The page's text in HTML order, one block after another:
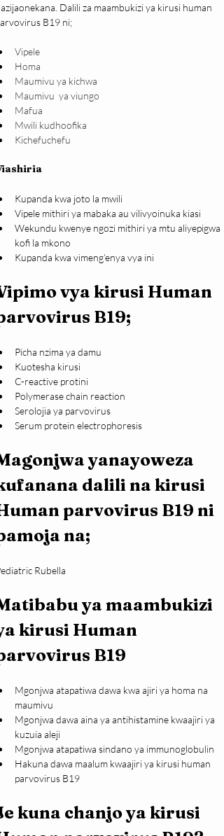
Dalili za maambukizi ya kirusi human
B19 ni;
Vipele
Homa
Maumivu ya kichwa
Maumivu  ya viungo
Mafua
Mwili kudhoofika
Kichefuchefu
Kupanda kwa joto la mwili
Vipele mithiri ya mabaka au vilivyoinuka kiasi
Wekundu kwenye ngozi mithiri ya mtu aliyepigwa
kofi la mkono
Kupanda kwa vimeng’enya vya ini
vya kirusi Human
B19;
Picha nzima ya damu
Kuotesha kirusi
C-reactive protini
Polymerase chain reaction
Serolojia ya parvovirus
Serum protein electrophoresis
yanayoweza
dalili na kirusi
parvovirus B19 ni
na;
Rubella
ya maambukizi
kirusi Human
B19
Mgonjwa atapatiwa dawa kwa ajiri ya homa na
maumivu
Mgonjwa dawa aina ya antihistamine kwaajiri ya
kuzuia aleji
Mgonjwa atapatiwa sindano ya immunoglobulin
Hakuna dawa maalum kwaajiri ya kirusi human
parvovirus B19
kuna chanjo ya kirusi